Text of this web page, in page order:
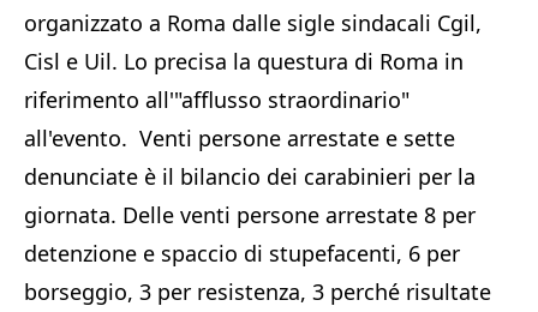
organizzato a Roma dalle sigle sindacali Cgil,
Cisl e Uil. Lo precisa la questura di Roma in
riferimento all'"afflusso straordinario"
all'evento. Venti persone arrestate e sette
denunciate è il bilancio dei carabinieri per la
giornata. Delle venti persone arrestate 8 per
detenzione e spaccio di stupefacenti, 6 per
borseggio, 3 per resistenza, 3 perché risultate